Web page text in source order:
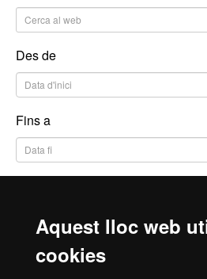
Aquest lloc web
cookies
Des de
Fins a